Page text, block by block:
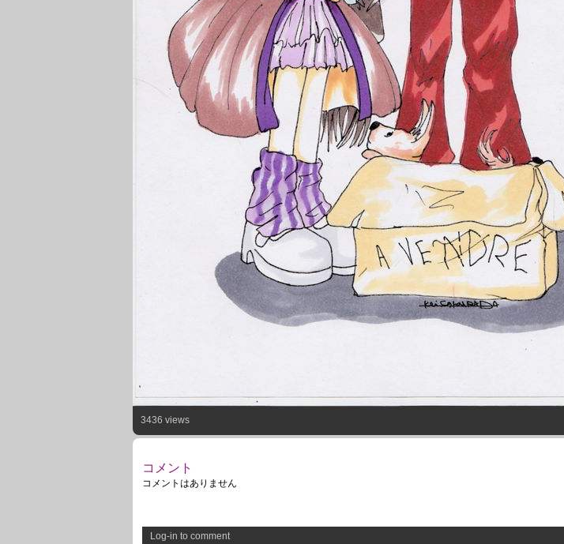
3436 views
コメント
コメントはありません
Log-in to comment